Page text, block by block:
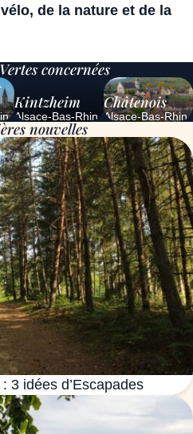
de la nature et de la
concernées
Kintzheim
Alsace-Bas-Rhin
Châtenois
Alsace-Bas-Rhin
nouvelles
3 idées d’Escapades